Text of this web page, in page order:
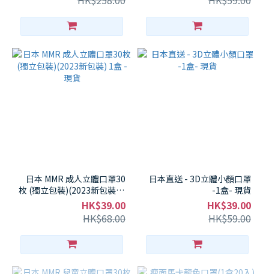
日本 MMR 成人立體口罩30
枚 (獨立包裝)(2023新包裝) 1
盒 - 現貨
HK$39.00
HK$68.00
日本直送 - 3D立體小顏口罩
-1盒- 現貨
HK$39.00
HK$59.00